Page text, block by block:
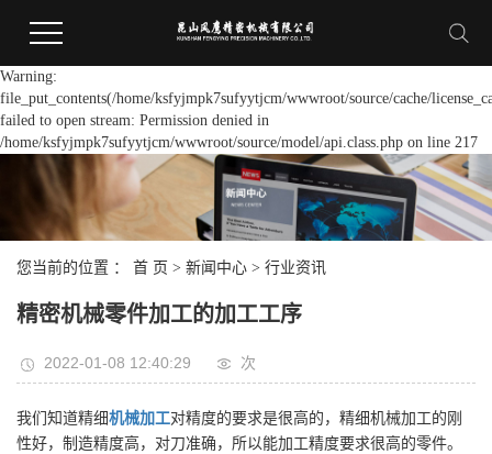
Warning:
file_put_contents(/home/ksfyjmpk7sufyytjcm/wwwroot/source/cache/
failed to open stream: Permission denied in
/home/ksfyjmpk7sufyytjcm/wwwroot/source/model/api.class.php on line 217
您当前的位置 ： 首 页 > 新闻中心 > 行业资讯
精密机械零件加工的加工工序
2022-01-08 12:40:29 次
我们知道精细机械加工对精度的要求是很高的，精细机械加工的刚
性好，制造精度高，对刀准确，所以能加工精度要求很高的零件。